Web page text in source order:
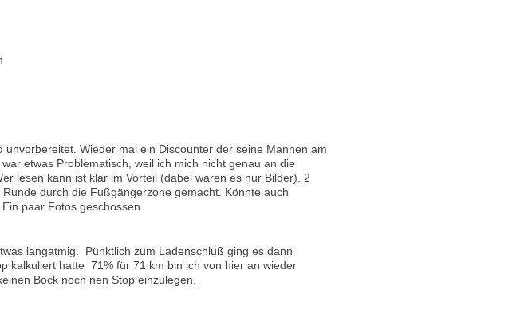
unvorbereitet. Wieder mal ein Discounter der seine Mannen am
etwas Problematisch, weil ich mich nicht genau an die
lesen kann ist klar im Vorteil (dabei waren es nur Bilder). 2
durch die Fußgängerzone gemacht. Könnte auch
paar Fotos geschossen.
langatmig. Pünktlich zum Ladenschluß ging es dann
kalkuliert hatte 71% für 71 km bin ich von hier an wieder
Bock noch nen Stop einzulegen.